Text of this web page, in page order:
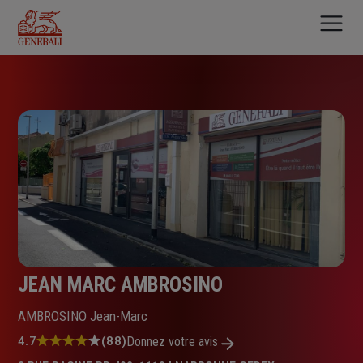
contenu
principal
JEAN MARC AMBROSINO
AMBROSINO Jean-Marc
Note
4.7 (88)Donnez votre avis